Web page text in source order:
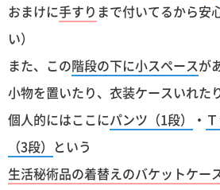
おまけに手すり まで付いてるから安
い）
また、この階段の下に小スペースが
小物を置いたり、衣装ケースいれた
個人的にはここにパンツ（1段） ・
（3段） という
生活秘術品の着替えのバケットケー